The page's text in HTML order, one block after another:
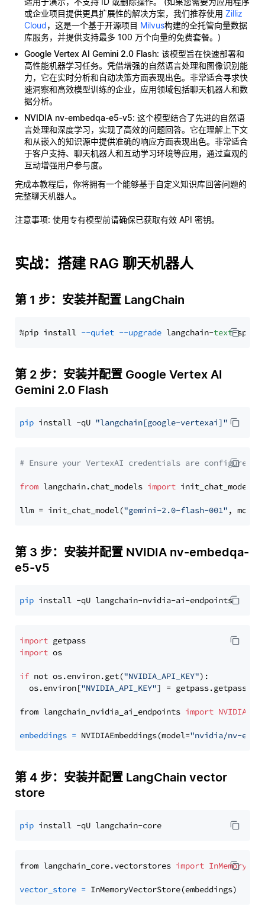
或企业项目提供更具扩展性的解决方案，我们推荐使用 Zilliz
Cloud，这是一个基于开源项目 Milvus构建的全托管向量数据
库服务，并提供支持最多 100 万个向量的免费套餐。)
Google Vertex AI Gemini 2.0 Flash: 该模型旨在快速部署和
高性能机器学习任务。凭借增强的自然语言处理和图像识别能
力，它在实时分析和自动决策方面表现出色。非常适合寻求快
速洞察和高效模型训练的企业，应用领域包括聊天机器人和数
据分析。
NVIDIA nv-embedqa-e5-v5: 这个模型结合了先进的自然语
言处理和深度学习，实现了高效的问题回答。它在理解上下文
和从嵌入的知识源中提供准确的响应方面表现出色。非常适合
于客户支持、聊天机器人和互动学习环境等应用，通过直观的
互动增强用户参与度。
完成本教程后，你将拥有一个能够基于自定义知识库回答问题的
完整聊天机器人。
注意事项: 使用专有模型前请确保已获取有效 API 密钥。
实战：搭建 RAG 聊天机器人
第 1 步：安装并配置 LangChain
%pip install --quiet --upgrade langchain-text
第 2 步：安装并配置 Google Vertex AI
Gemini 2.0 Flash
pip install -qU "langchain[google-vertexai]"
# Ensure your VertexAI credentials are configured
from langchain.chat_models import init_chat_model
llm = init_chat_model("gemini-2.0-flash-001" ,
第 3 步：安装并配置 NVIDIA nv-embedqa-
e5-v5
pip
import
import os
if not os.environ.get("NVIDIA_API_KEY"):
  os.environ[
"NVIDIA_API_KEY"] = getpass.getpass(
from langchain_nvidia_ai_endpoints import
embeddings = NVIDIAEmbeddings(model="nvidia/nv-
第 4 步：安装并配置 LangChain vector
store
pip
from langchain_core.vectorstores import
vector_store =